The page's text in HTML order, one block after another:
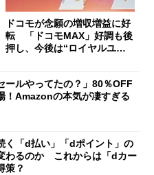
ドコモが念願の増収増益に好
転 「ドコモMAX」好調も後
押し、今後は“ロイヤルユー
ールやってたの？」80％OFF
！Amazonの本気が凄すぎる
く「d払い」「dポイント」の
わるのか これからは「dカー
策？